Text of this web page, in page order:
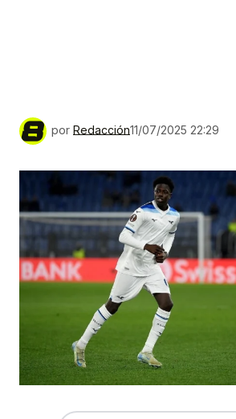
por Redacción11/07/2025 22:29